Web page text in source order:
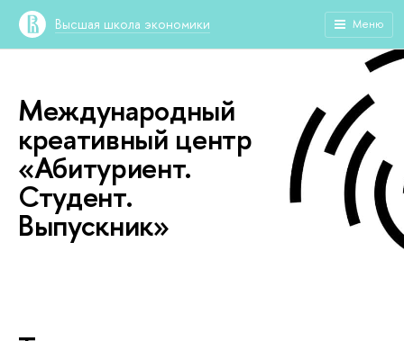
Высшая школа экономики Меню
Международный
креативный центр
«Абитуриент.
Студент.
Выпускник»